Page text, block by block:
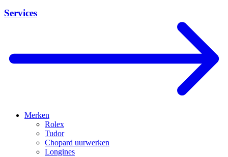
Services
Merken
Rolex
Tudor
Chopard uurwerken
Longines